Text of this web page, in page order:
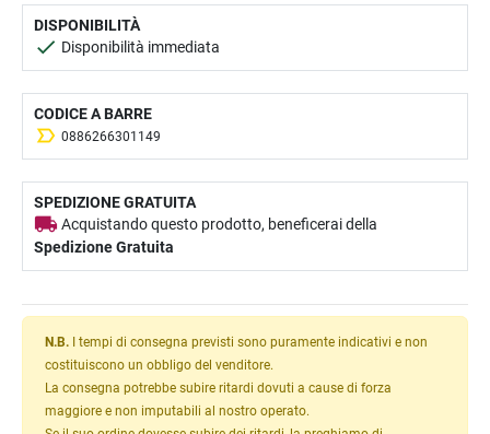
DISPONIBILITÀ
Disponibilità immediata
CODICE A BARRE
0886266301149
SPEDIZIONE GRATUITA
Acquistando questo prodotto, beneficerai della
Spedizione Gratuita
N.B. I tempi di consegna previsti sono puramente indicativi e non
costituiscono un obbligo del venditore.
La consegna potrebbe subire ritardi dovuti a cause di forza
maggiore e non imputabili al nostro operato.